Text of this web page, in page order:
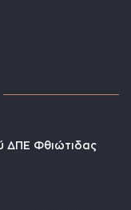
ΔΠΕ Φθιώτιδας